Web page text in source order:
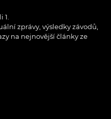
zprávy, výsledky závodů,
na nejnovější články ze